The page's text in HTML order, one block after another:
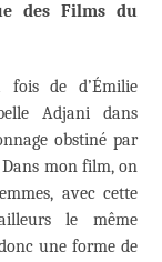
des Films du
fois de d’Émilie
Adjani dans
obstiné par
Dans mon film, on
avec cette
le même
une forme de